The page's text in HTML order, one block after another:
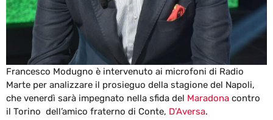
Francesco Modugno è intervenuto ai microfoni di Radio
Marte per analizzare il prosieguo della stagione del Napoli,
che venerdì sarà impegnato nella sfida del Maradona contro
il Torino dell’amico fraterno di Conte, D’Aversa.